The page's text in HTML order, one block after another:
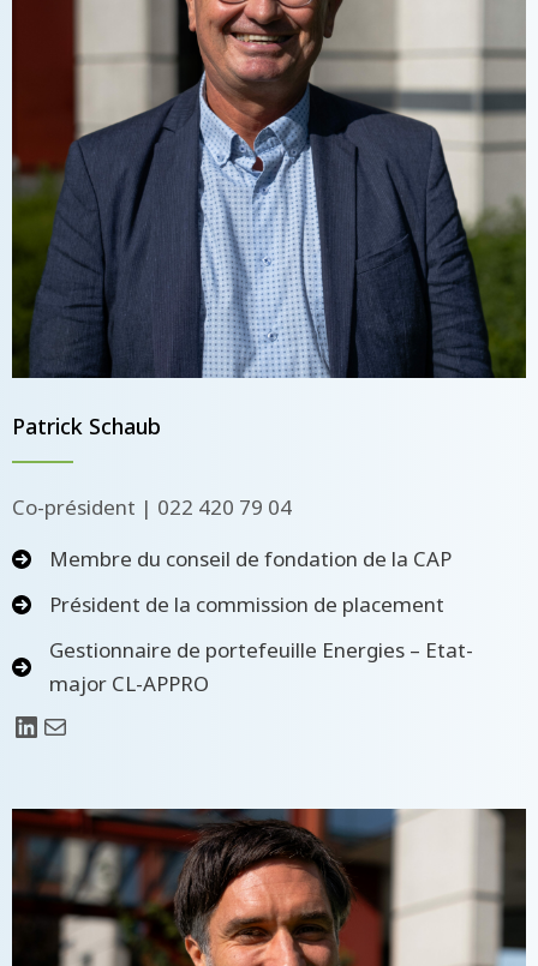
Patrick Schaub
Co-président | 022 420 79 04
Membre du conseil de fondation de la CAP
Président de la commission de placement
Gestionnaire de portefeuille Energies – Etat-
major CL-APPRO
LinkedIn E-mail